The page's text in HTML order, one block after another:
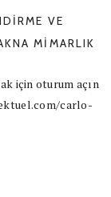
VE
MIMARLIK
için oturum açın
carlo-